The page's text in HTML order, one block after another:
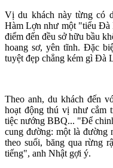
Vị du khách này từng có
Hàm Lợn như một "tiểu Đà
điểm đến đều sở hữu bầu
hoang sơ, yên tĩnh. Đặc
tuyệt đẹp chẳng kém gì Đà
Theo anh, du khách đến
hoạt động thú vị như cắm
tiệc nướng BBQ... "Để
cung đường: một là đường
theo suối, băng qua rừng
tiếng", anh Nhật gợi ý.